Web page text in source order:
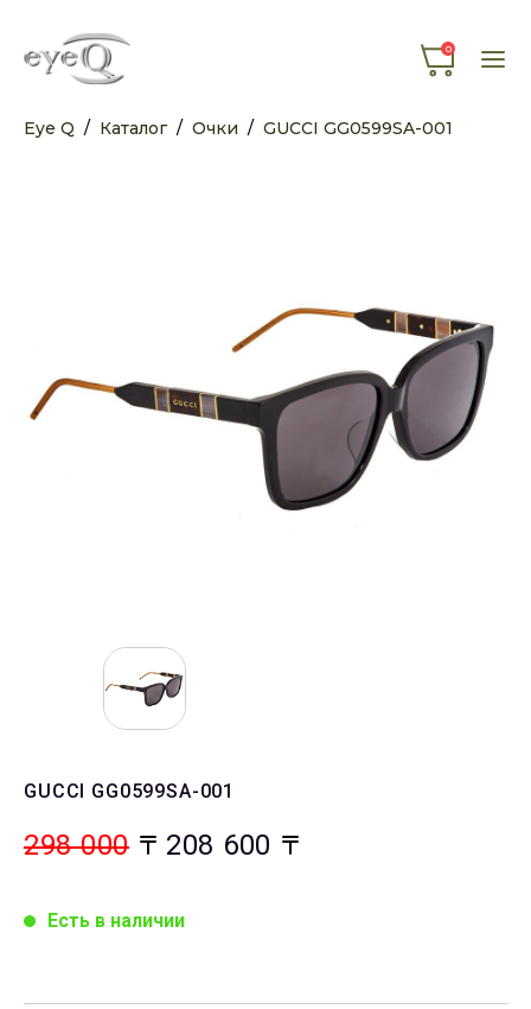
0
Eye Q / Каталог/ Очки / GUCCI GG0599SA-001
GUCCI GG0599SA-001
298 000 208 600
Есть в наличии